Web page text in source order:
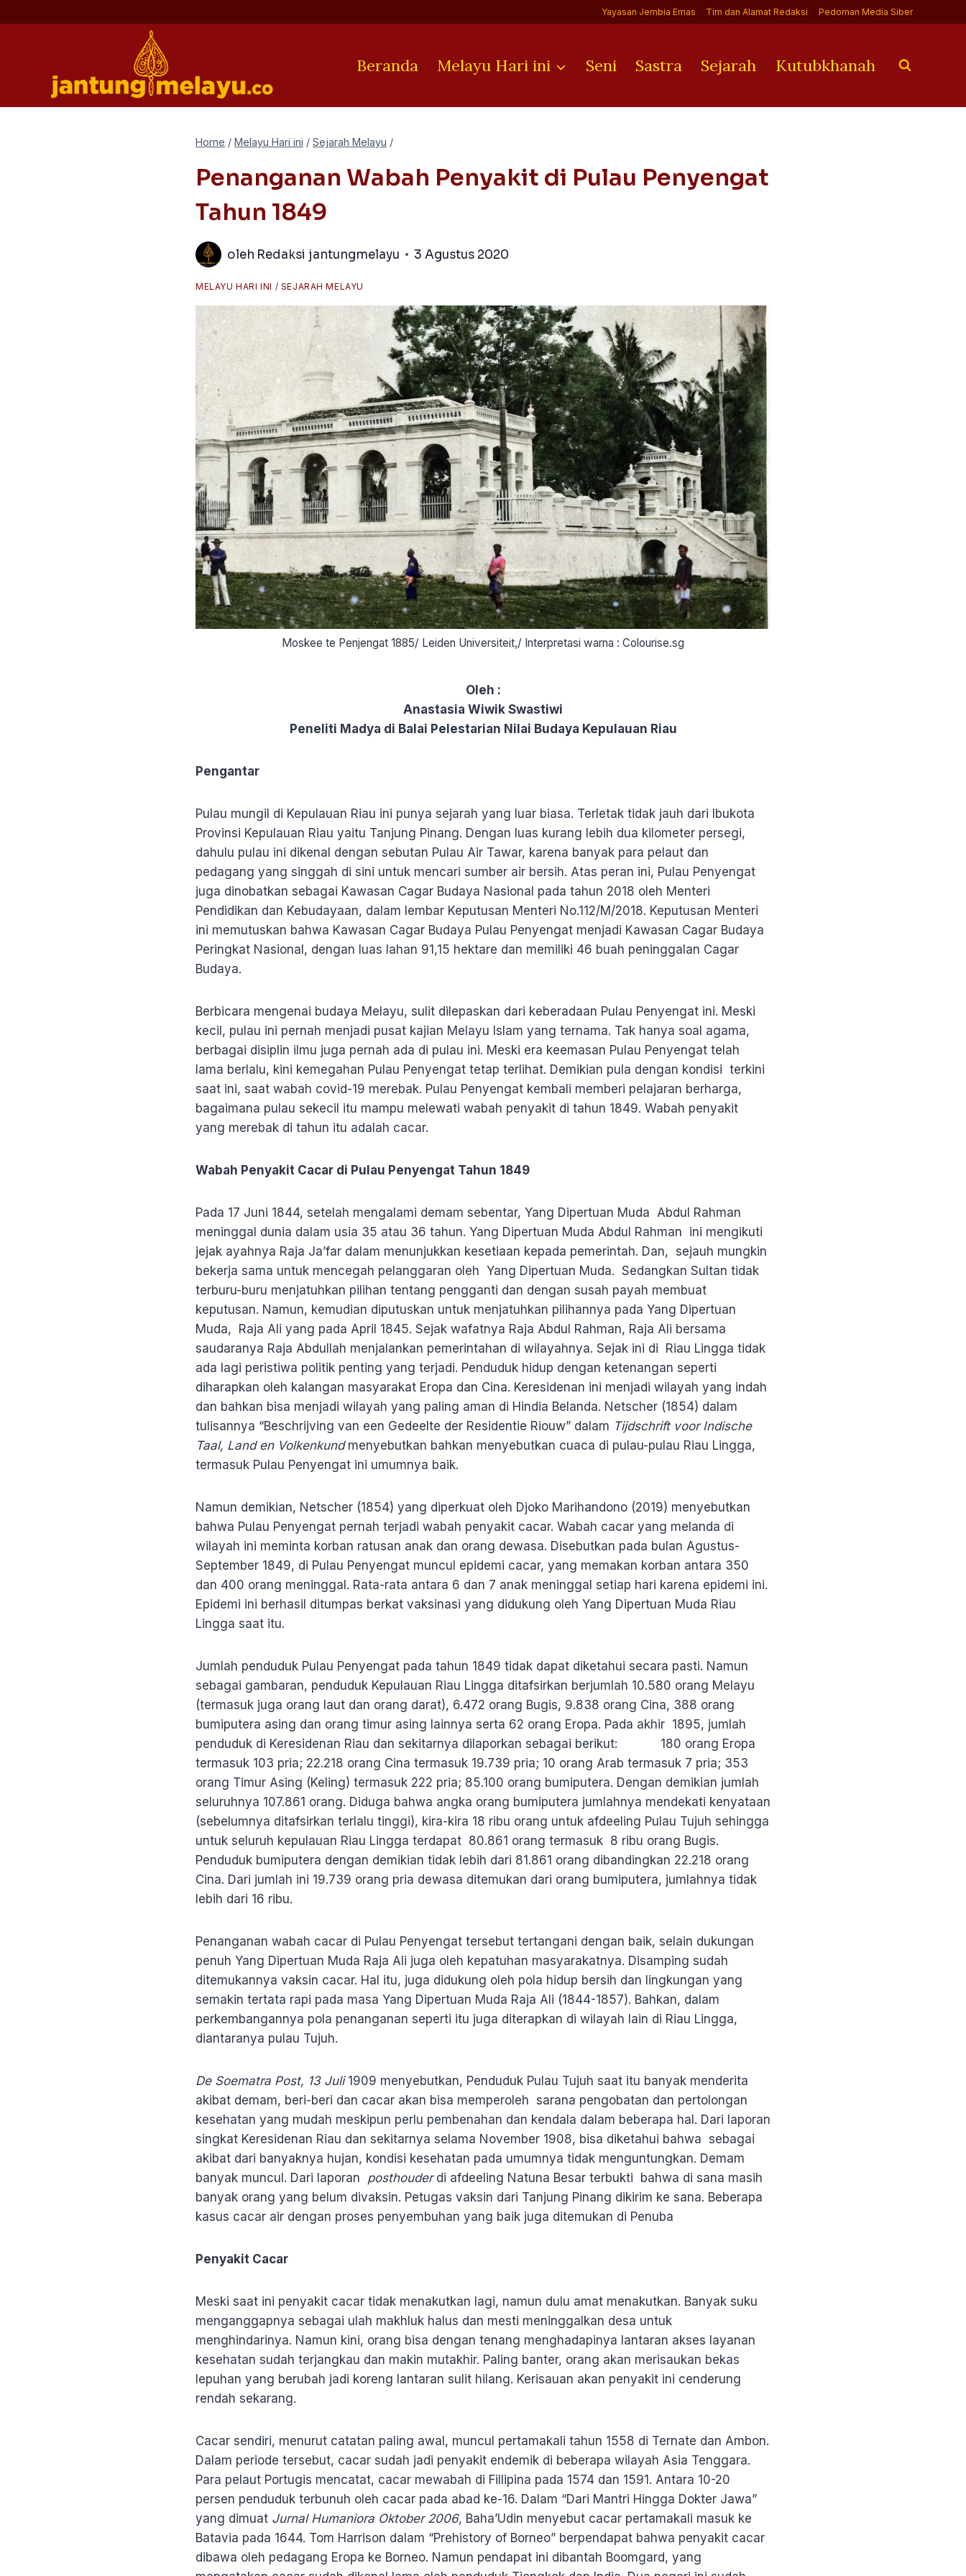
to
Yayasan Jembia Emas Tim dan Alamat Redaksi Pedoman Media Siber
Beranda Melayu Hari ini Seni Sastra Sejarah Kutubkhanah
Home / Melayu Hari ini / Sejarah Melayu /
Penanganan Wabah Penyakit di Pulau Penyengat
Tahun 1849
oleh Redaksi jantungmelayu 3 Agustus 2020
MELAYU HARI INI / SEJARAH MELAYU
Moskee te Penjengat 1885/ Leiden Universiteit,/ Interpretasi warna : Colourise.sg
Oleh :
Anastasia Wiwik Swastiwi
Peneliti Madya di Balai Pelestarian Nilai Budaya Kepulauan Riau
Pengantar
Pulau mungil di Kepulauan Riau ini punya sejarah yang luar biasa. Terletak tidak jauh dari Ibukota
Provinsi Kepulauan Riau yaitu Tanjung Pinang. Dengan luas kurang lebih dua kilometer persegi,
dahulu pulau ini dikenal dengan sebutan Pulau Air Tawar, karena banyak para pelaut dan
pedagang yang singgah di sini untuk mencari sumber air bersih. Atas peran ini, Pulau Penyengat
juga dinobatkan sebagai Kawasan Cagar Budaya Nasional pada tahun 2018 oleh Menteri
Pendidikan dan Kebudayaan, dalam lembar Keputusan Menteri No.112/M/2018. Keputusan Menteri
ini memutuskan bahwa Kawasan Cagar Budaya Pulau Penyengat menjadi Kawasan Cagar Budaya
Peringkat Nasional, dengan luas lahan 91,15 hektare dan memiliki 46 buah peninggalan Cagar
Budaya.
Berbicara mengenai budaya Melayu, sulit dilepaskan dari keberadaan Pulau Penyengat ini. Meski
kecil, pulau ini pernah menjadi pusat kajian Melayu Islam yang ternama. Tak hanya soal agama,
berbagai disiplin ilmu juga pernah ada di pulau ini. Meski era keemasan Pulau Penyengat telah
lama berlalu, kini kemegahan Pulau Penyengat tetap terlihat. Demikian pula dengan kondisi terkini
saat ini, saat wabah covid-19 merebak. Pulau Penyengat kembali memberi pelajaran berharga,
bagaimana pulau sekecil itu mampu melewati wabah penyakit di tahun 1849. Wabah penyakit
yang merebak di tahun itu adalah cacar.
Wabah Penyakit Cacar di Pulau Penyengat Tahun 1849
Pada 17 Juni 1844, setelah mengalami demam sebentar, Yang Dipertuan Muda Abdul Rahman
meninggal dunia dalam usia 35 atau 36 tahun. Yang Dipertuan Muda Abdul Rahman ini mengikuti
jejak ayahnya Raja Ja’far dalam menunjukkan kesetiaan kepada pemerintah. Dan, sejauh mungkin
bekerja sama untuk mencegah pelanggaran oleh Yang Dipertuan Muda. Sedangkan Sultan tidak
terburu-buru menjatuhkan pilihan tentang pengganti dan dengan susah payah membuat
keputusan. Namun, kemudian diputuskan untuk menjatuhkan pilihannya pada Yang Dipertuan
Muda, Raja Ali yang pada April 1845. Sejak wafatnya Raja Abdul Rahman, Raja Ali bersama
saudaranya Raja Abdullah menjalankan pemerintahan di wilayahnya. Sejak ini di Riau Lingga tidak
ada lagi peristiwa politik penting yang terjadi. Penduduk hidup dengan ketenangan seperti
diharapkan oleh kalangan masyarakat Eropa dan Cina. Keresidenan ini menjadi wilayah yang indah
dan bahkan bisa menjadi wilayah yang paling aman di Hindia Belanda. Netscher (1854) dalam
tulisannya “Beschrijving van een Gedeelte der Residentie Riouw” dalam Tijdschrift voor Indische
Taal, Land en Volkenkund menyebutkan bahkan menyebutkan cuaca di pulau-pulau Riau Lingga,
termasuk Pulau Penyengat ini umumnya baik.
Namun demikian, Netscher (1854) yang diperkuat oleh Djoko Marihandono (2019) menyebutkan
bahwa Pulau Penyengat pernah terjadi wabah penyakit cacar. Wabah cacar yang melanda di
wilayah ini meminta korban ratusan anak dan orang dewasa. Disebutkan pada bulan Agustus-
September 1849, di Pulau Penyengat muncul epidemi cacar, yang memakan korban antara 350
dan 400 orang meninggal. Rata-rata antara 6 dan 7 anak meninggal setiap hari karena epidemi ini.
Epidemi ini berhasil ditumpas berkat vaksinasi yang didukung oleh Yang Dipertuan Muda Riau
Lingga saat itu.
Jumlah penduduk Pulau Penyengat pada tahun 1849 tidak dapat diketahui secara pasti. Namun
sebagai gambaran, penduduk Kepulauan Riau Lingga ditafsirkan berjumlah 10.580 orang Melayu
(termasuk juga orang laut dan orang darat), 6.472 orang Bugis, 9.838 orang Cina, 388 orang
bumiputera asing dan orang timur asing lainnya serta 62 orang Eropa. Pada akhir 1895, jumlah
penduduk di Keresidenan Riau dan sekitarnya dilaporkan sebagai berikut: 180 orang Eropa
termasuk 103 pria; 22.218 orang Cina termasuk 19.739 pria; 10 orang Arab termasuk 7 pria; 353
orang Timur Asing (Keling) termasuk 222 pria; 85.100 orang bumiputera. Dengan demikian jumlah
seluruhnya 107.861 orang. Diduga bahwa angka orang bumiputera jumlahnya mendekati kenyataan
(sebelumnya ditafsirkan terlalu tinggi), kira-kira 18 ribu orang untuk afdeeling Pulau Tujuh sehingga
untuk seluruh kepulauan Riau Lingga terdapat 80.861 orang termasuk 8 ribu orang Bugis.
Penduduk bumiputera dengan demikian tidak lebih dari 81.861 orang dibandingkan 22.218 orang
Cina. Dari jumlah ini 19.739 orang pria dewasa ditemukan dari orang bumiputera, jumlahnya tidak
lebih dari 16 ribu.
Penanganan wabah cacar di Pulau Penyengat tersebut tertangani dengan baik, selain dukungan
penuh Yang Dipertuan Muda Raja Ali juga oleh kepatuhan masyarakatnya. Disamping sudah
ditemukannya vaksin cacar. Hal itu, juga didukung oleh pola hidup bersih dan lingkungan yang
semakin tertata rapi pada masa Yang Dipertuan Muda Raja Ali (1844-1857). Bahkan, dalam
perkembangannya pola penanganan seperti itu juga diterapkan di wilayah lain di Riau Lingga,
diantaranya pulau Tujuh.
De Soematra Post, 13 Juli 1909 menyebutkan, Penduduk Pulau Tujuh saat itu banyak menderita
akibat demam, beri-beri dan cacar akan bisa memperoleh sarana pengobatan dan pertolongan
kesehatan yang mudah meskipun perlu pembenahan dan kendala dalam beberapa hal. Dari laporan
singkat Keresidenan Riau dan sekitarnya selama November 1908, bisa diketahui bahwa sebagai
akibat dari banyaknya hujan, kondisi kesehatan pada umumnya tidak menguntungkan. Demam
banyak muncul. Dari laporan posthouderdi afdeeling Natuna Besar terbukti bahwa di sana masih
banyak orang yang belum divaksin. Petugas vaksin dari Tanjung Pinang dikirim ke sana. Beberapa
kasus cacar air dengan proses penyembuhan yang baik juga ditemukan di Penuba
Penyakit Cacar
Meski saat ini penyakit cacar tidak menakutkan lagi, namun dulu amat menakutkan. Banyak suku
menganggapnya sebagai ulah makhluk halus dan mesti meninggalkan desa untuk
menghindarinya. Namun kini, orang bisa dengan tenang menghadapinya lantaran akses layanan
kesehatan sudah terjangkau dan makin mutakhir. Paling banter, orang akan merisaukan bekas
lepuhan yang berubah jadi koreng lantaran sulit hilang. Kerisauan akan penyakit ini cenderung
rendah sekarang.
Cacar sendiri, menurut catatan paling awal, muncul pertamakali tahun 1558 di Ternate dan Ambon.
Dalam periode tersebut, cacar sudah jadi penyakit endemik di beberapa wilayah Asia Tenggara.
Para pelaut Portugis mencatat, cacar mewabah di Fillipina pada 1574 dan 1591. Antara 10-20
persen penduduk terbunuh oleh cacar pada abad ke-16. Dalam “Dari Mantri Hingga Dokter Jawa”
yang dimuat Jurnal Humaniora Oktober 2006, Baha’Udin menyebut cacar pertamakali masuk ke
Batavia pada 1644. Tom Harrison dalam “Prehistory of Borneo” berpendapat bahwa penyakit cacar
dibawa oleh pedagang Eropa ke Borneo. Namun pendapat ini dibantah Boomgard, yang